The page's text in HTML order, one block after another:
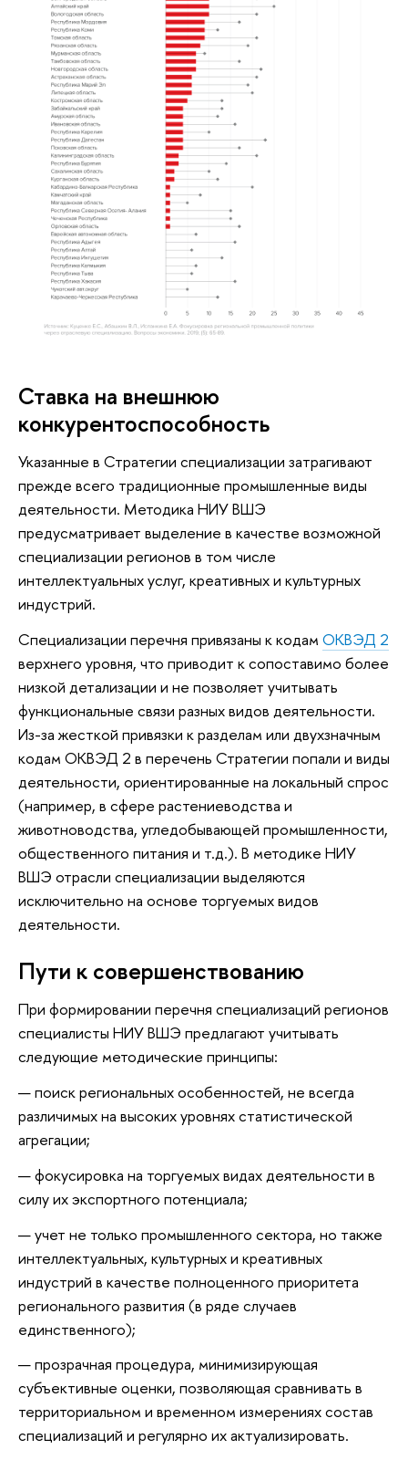
Ставка на внешнюю
конкурентоспособность
Указанные в Стратегии специализации затрагивают
прежде всего традиционные промышленные виды
деятельности. Методика НИУ ВШЭ
предусматривает выделение в качестве возможной
специализации регионов в том числе
интеллектуальных услуг, креативных и культурных
индустрий.
Специализации перечня привязаны к кодам ОКВЭД 2
верхнего уровня, что приводит к сопоставимо более
низкой детализации и не позволяет учитывать
функциональные связи разных видов деятельности.
Из-за жесткой привязки к разделам или двухзначным
кодам ОКВЭД 2 в перечень Стратегии попали и виды
деятельности, ориентированные на локальный спрос
(например, в сфере растениеводства и
животноводства, угледобывающей промышленности,
общественного питания и т.д.). В методике НИУ
ВШЭ отрасли специализации выделяются
исключительно на основе торгуемых видов
деятельности.
Пути к совершенствованию
При формировании перечня специализаций регионов
специалисты НИУ ВШЭ предлагают учитывать
следующие методические принципы:
поиск региональных особенностей, не всегда
различимых на высоких уровнях статистической
агрегации;
фокусировка на торгуемых видах деятельности в
силу их экспортного потенциала;
учет не только промышленного сектора, но также
интеллектуальных, культурных и креативных
индустрий в качестве полноценного приоритета
регионального развития (в ряде случаев
единственного);
прозрачная процедура, минимизирующая
субъективные оценки, позволяющая сравнивать в
территориальном и временном измерениях состав
специализаций и регулярно их актуализировать.